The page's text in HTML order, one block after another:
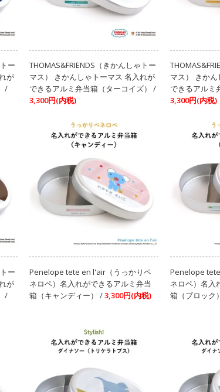
ー
が
/
THOMAS&FRIENDS（きかんしゃトー
マス） きかんしゃトーマス 名入れが
できるアルミ弁当箱（ターコイズ） /
3,300円(内税)
マス） きか
できるアルミ
3,300円(内税)
ー
が
/
Penelope tete en l'air（うっかりペ
ネロペ）名入れができるアルミ弁当
箱（キャンディー） /3,300円(内税)
Penelope
ネロペ）名入
箱（ブロック